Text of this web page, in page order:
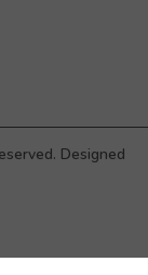
Designed